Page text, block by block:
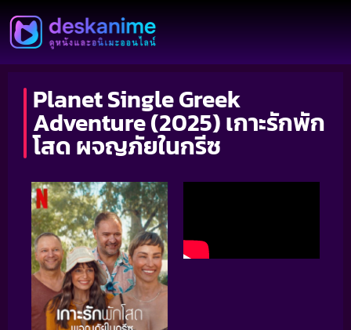
Planet Single Greek
Adventure (2025) เกาะรักพัก
โสด ผจญภัยในกรีซ